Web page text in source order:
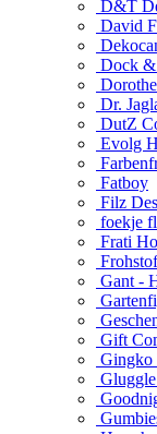
D&T
David
Dock &
Dr.
DutZ
Evolg
Fatboy
Filz
foekje
Frati
Gant -
Gift
Gingko